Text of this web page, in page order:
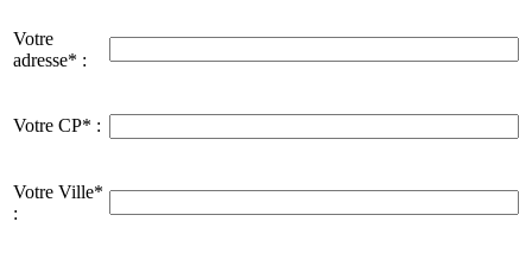
Votre
adresse* :
Votre CP* :
Votre Ville*
: